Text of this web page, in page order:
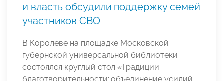
и власть обсудили поддержку семей
участников СВО
В Королеве на площадке Московской
губернской универсальной библиотеки
состоялся круглый стол «Традиции
благотворительности: объединение усилий